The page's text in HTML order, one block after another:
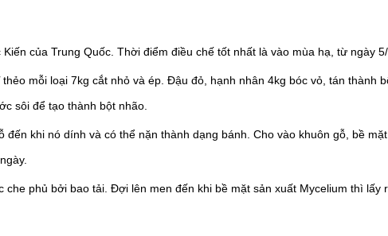
của Trung Quốc. Thời điểm điều chế tốt nhất là vào mùa hạ, từ ngày
mỗi loại 7kg cắt nhỏ và ép. Đậu đỏ, hạnh nhân 4kg bóc vỏ, tán thành
sôi để tạo thành bột nhão.
đến khi nó dính và có thể nặn thành dạng bánh. Cho vào khuôn gỗ, bề
che phủ bởi bao tải. Đợi lên men đến khi bề mặt sản xuất Mycelium thì lấy